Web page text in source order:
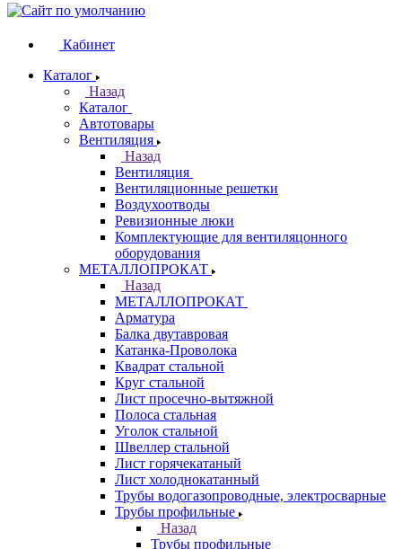
Кабинет
Каталог
Назад
Каталог
Автотовары
Вентиляция
Назад
Вентиляция
Вентиляционные решетки
Воздухоотводы
Ревизионные люки
Комплектующие для вентиляцонного
оборудования
МЕТАЛЛОПРОКАТ
Назад
МЕТАЛЛОПРОКАТ
Арматура
Балка двутавровая
Катанка-Проволока
Квадрат стальной
Круг стальной
Лист просечно-вытяжной
Полоса стальная
Уголок стальной
Швеллер стальной
Лист горячекатаный
Лист холоднокатанный
Трубы водогазопроводные, электросварные
Трубы профильные
Назад
Трубы профильные